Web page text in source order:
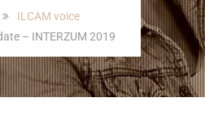
ILCAM voice
– INTERZUM 2019